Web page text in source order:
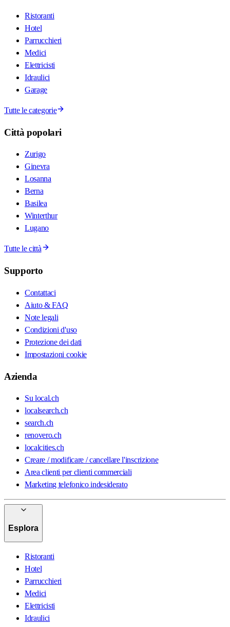
Ristoranti
Hotel
Parrucchieri
Medici
Elettricisti
Idraulici
Garage
Tutte le categorie
Città popolari
Zurigo
Ginevra
Losanna
Berna
Basilea
Winterthur
Lugano
Tutte le città
Supporto
Contattaci
Aiuto & FAQ
Note legali
Condizioni d'uso
Protezione dei dati
Impostazioni cookie
Azienda
Su local.ch
localsearch.ch
search.ch
renovero.ch
localcities.ch
Creare / modificare / cancellare l'inscrizione
Area clienti per clienti commerciali
Marketing telefonico indesiderato
Esplora
Ristoranti
Hotel
Parrucchieri
Medici
Elettricisti
Idraulici